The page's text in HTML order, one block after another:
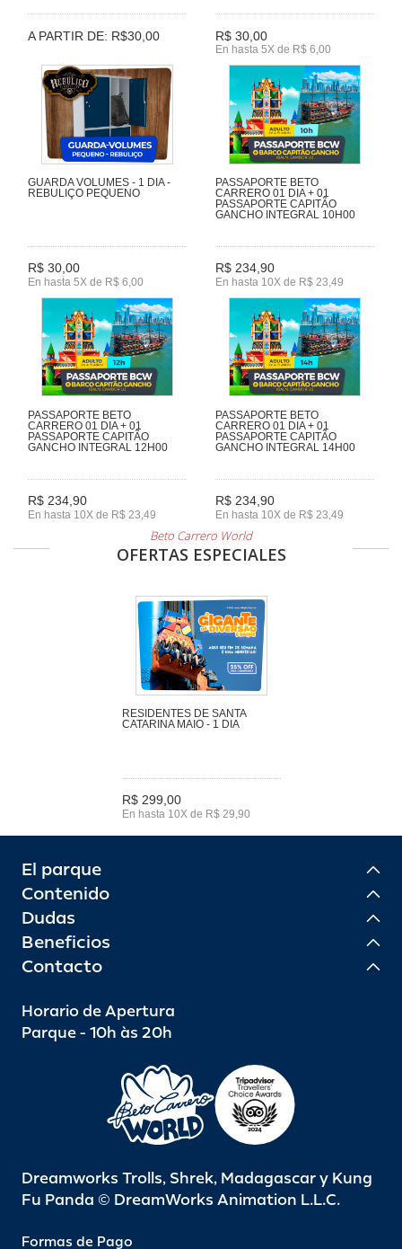
A PARTIR DE: R$30,00 R$ 30,00
En hasta 5X de R$ 6,00
GUARDA VOLUMES - 1 DIA -
REBULIÇO PEQUENO
R$ 30,00
En hasta 5X de R$ 6,00
PASSAPORTE BETO
CARRERO 01 DIA + 01
PASSAPORTE CAPITÃO
GANCHO INTEGRAL 10H00
R$ 234,90
En hasta 10X de R$ 23,49
PASSAPORTE BETO
CARRERO 01 DIA + 01
PASSAPORTE CAPITÃO
GANCHO INTEGRAL 12H00
R$ 234,90
En hasta 10X de R$ 23,49
PASSAPORTE BETO
CARRERO 01 DIA + 01
PASSAPORTE CAPITÃO
GANCHO INTEGRAL 14H00
R$ 234,90
En hasta 10X de R$ 23,49
Beto Carrero World
OFERTAS ESPECIALES
RESIDENTES DE SANTA
CATARINA MAIO - 1 DIA
R$ 299,00
En hasta 10X de R$ 29,90
El parque
Contenido
Dudas
Beneficios
Contacto
Horario de Apertura
Parque - 10h às 20h
Dreamworks Trolls, Shrek, Madagascar y Kung
Fu Panda © DreamWorks Animation L.L.C.
Formas de Pago